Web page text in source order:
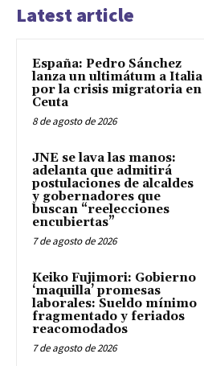
Latest article
España: Pedro Sánchez
lanza un ultimátum a Italia
por la crisis migratoria en
Ceuta
8 de agosto de 2026
JNE se lava las manos:
adelanta que admitirá
postulaciones de alcaldes
y gobernadores que
buscan “reelecciones
encubiertas”
7 de agosto de 2026
Keiko Fujimori: Gobierno
‘maquilla’ promesas
laborales: Sueldo mínimo
fragmentado y feriados
reacomodados
7 de agosto de 2026